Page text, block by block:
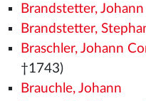
Brandstetter,
Brandstetter,
Braschler, Johann
†1743)
Brauchle, Johann